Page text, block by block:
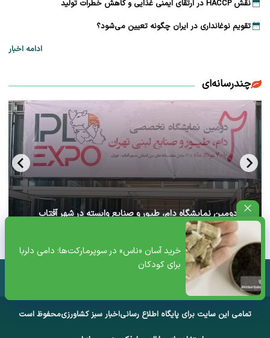
خرید آسان «ناس» در سوپرمارکت‌ها؛ دامی دلربا
برای کودکان
نقش HACCP در ارتقای ایمنی غذایی و کاهش خطرات تولید
تقویم نوغانداری در ایران چگونه تعیین می‌شود؟
ادامه اخبار
چندرسانه‌ای
آغاز دومین نمایشگاه دام، طیور و صنایع وابسته در شهر آفتاب
تهران+ ویدئو
تمامی این سایت برای پایگاه اطلاع رسانیاخبار سبز کشاورزیمحفوظ است